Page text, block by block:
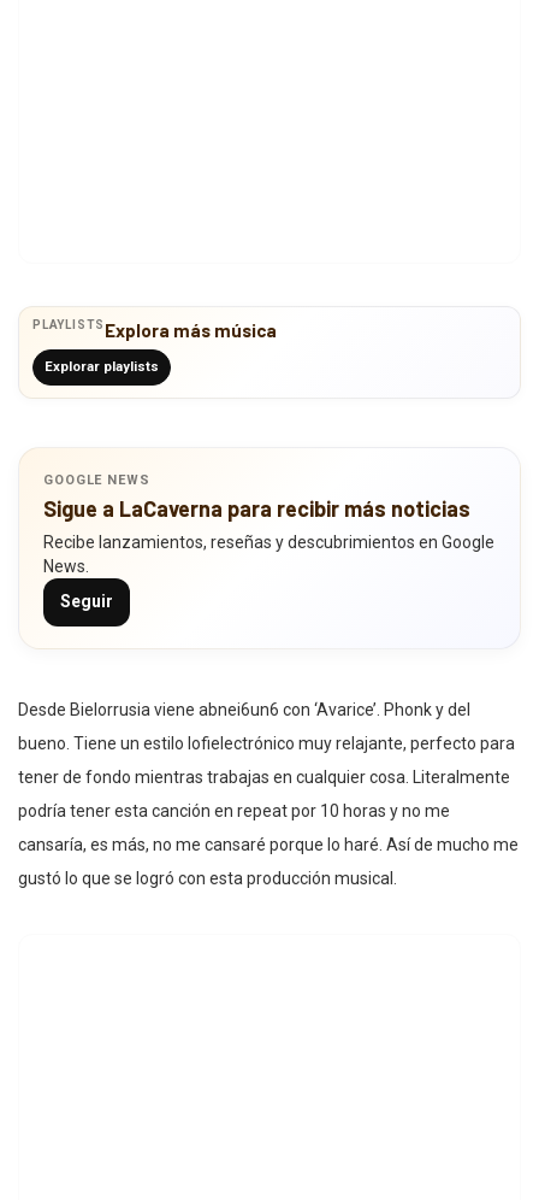
PLAYLISTS Explora más música
Explorar playlists
GOOGLE NEWS
Sigue a LaCaverna para recibir más noticias
Recibe lanzamientos, reseñas y descubrimientos en Google
News.
Seguir
Desde Bielorrusia viene abnei6un6 con ‘Avarice’. Phonk y del
bueno. Tiene un estilo lofielectrónico muy relajante, perfecto para
tener de fondo mientras trabajas en cualquier cosa. Literalmente
podría tener esta canción en repeat por 10 horas y no me
cansaría, es más, no me cansaré porque lo haré. Así de mucho me
gustó lo que se logró con esta producción musical.